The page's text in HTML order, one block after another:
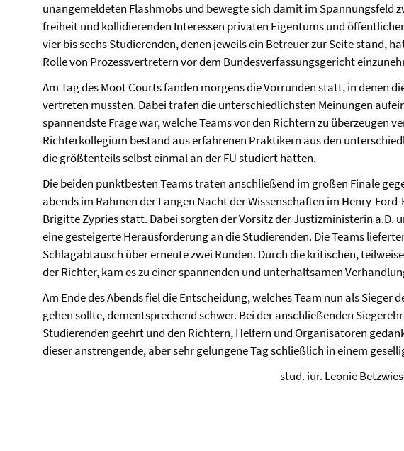
unangemeldeten Flashmobs und bewegte sich damit im Spannungsfeld
freiheit und kollidierenden Interessen privaten Eigentums und
vier bis sechs Studierenden, denen jeweils ein Betreuer zur Seite stand,
Rolle von Prozessvertretern vor dem Bundesverfassungsgericht
Am Tag des Moot Courts fanden morgens die Vorrunden statt, in denen
vertreten mussten. Dabei trafen die unterschiedlichsten Meinungen
spannendste Frage war, welche Teams vor den Richtern zu überzeugen
Richterkollegium bestand aus erfahrenen Praktikern aus den
die größtenteils selbst einmal an der FU studiert hatten.
Die beiden punktbesten Teams traten anschließend im großen Finale
abends im Rahmen der Langen Nacht der Wissenschaften im Henry-
Brigitte Zypries statt. Dabei sorgten der Vorsitz der Justizministerin a.D.
eine gesteigerte Herausforderung an die Studierenden. Die Teams
Schlagabtausch über erneute zwei Runden. Durch die kritischen,
der Richter, kam es zu einer spannenden und unterhaltsamen
Am Ende des Abends fiel die Entscheidung, welches Team nun als Sieger
gehen sollte, dementsprechend schwer. Bei der anschließenden
Studierenden geehrt und den Richtern, Helfern und Organisatoren
dieser anstrengende, aber sehr gelungene Tag schließlich in einem
stud. iur. Leonie